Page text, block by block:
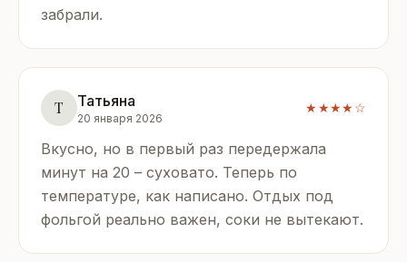
забрали.
Т Татьяна
20 января 2026
★★★★☆
Вкусно, но в первый раз передержала
минут на 20 – суховато. Теперь по
температуре, как написано. Отдых под
фольгой реально важен, соки не вытекают.